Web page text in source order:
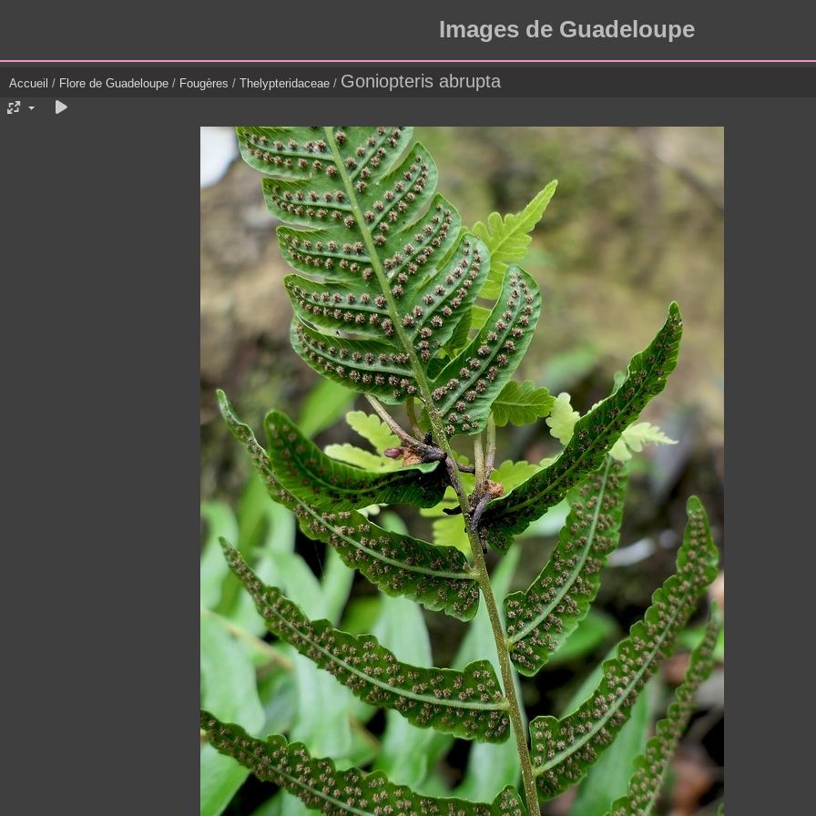
Images de Guadeloupe
Accueil / Flore de Guadeloupe / Fougères / Thelypteridaceae / Goniopteris abrupta